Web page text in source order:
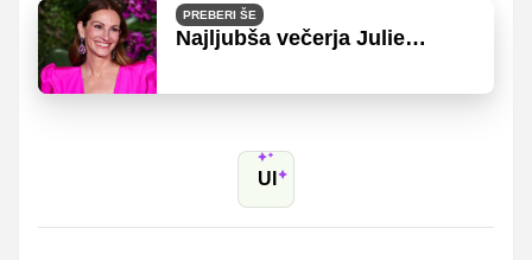
PREBERI ŠE
Najljubša večerja Julie
UI